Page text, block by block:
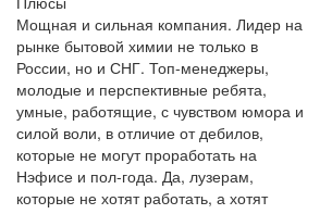
Мощная и сильная компания. Лидер на
рынке бытовой химии не только в
России, но и СНГ. Топ-менеджеры,
молодые и перспективные ребята,
умные, работящие, с чувством юмора и
силой воли, в отличие от дебилов,
которые не могут проработать на
Нэфисе и пол-года. Да, лузерам,
которые не хотят работать, а хотят